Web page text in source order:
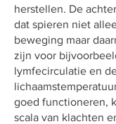
herstellen. De
dat spieren niet
beweging maar
zijn voor
lymfecirculatie en
goed functioneren,
scala van klachten